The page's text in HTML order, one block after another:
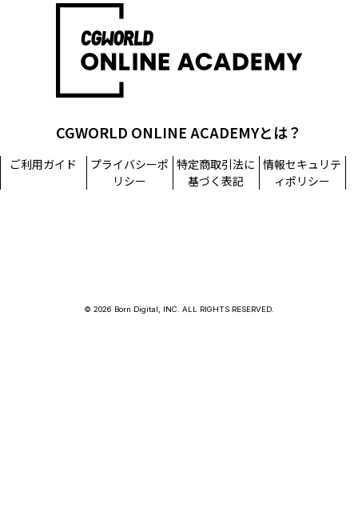
CGWORLD ONLINE ACADEMYとは？
ご利用ガイド
プライバシーポ
リシー
特定商取引法に
基づく表記
情報セキュリテ
ィポリシー
© 2026 Born Digital, INC. ALL RIGHTS RESERVED.